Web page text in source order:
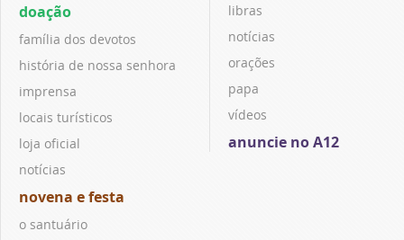
doação
família dos devotos
história de nossa senhora
imprensa
locais turísticos
loja oficial
notícias
novena e festa
o santuário
libras
notícias
orações
papa
vídeos
anuncie no A12